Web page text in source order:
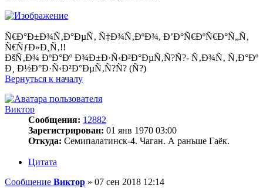
Ñ€Ð°Ð±Ð¾Ñ‚Ð°ÐµÑ‚ Ñ‡Ð¾Ñ‚ÐºÐ¾, Ð’Ð°Ñ€ÐºÑ€Ð°Ñ„Ñ‚
Ñ€ÑƒÐ»Ð¸Ñ‚!!
ÐšÑ‚Ð¾ ÐºÐ°Ðº Ð¾Ð±Ð·Ñ‹Ð²Ð°ÐµÑ‚Ñ?Ñ?- Ñ‚Ð¾Ñ‚ Ñ‚Ð°Ðº
Ð¸ Ð½Ð°Ð·Ñ‹Ð²Ð°ÐµÑ‚Ñ?Ñ? (Ñ?)
Вернуться к началу
Виктор
Сообщения: 12882
Зарегистрирован: 01 янв 1970 03:00
Откуда: Семипалатинск-4. Чаган. А раньше Гаёк.
Цитата
Сообщение Виктор » 07 сен 2018 12:14